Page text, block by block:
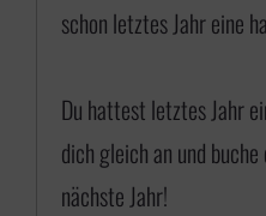
schon letztes Jahr eine
Du hattest letztes Jahr
dich gleich an und
nächste Jahr!